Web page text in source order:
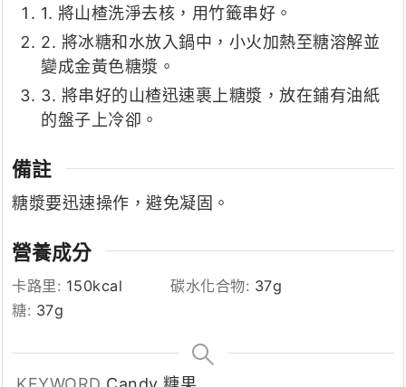
1. 將山楂洗淨去核，用竹籤串好。
2. 將冰糖和水放入鍋中，小火加熱至糖溶解並
變成金黃色糖漿。
3. 將串好的山楂迅速裹上糖漿，放在鋪有油紙
的盤子上冷卻。
備註
糖漿要迅速操作，避免凝固。
營養成分
卡路里: 150kcal 碳水化合物: 37g
糖: 37g